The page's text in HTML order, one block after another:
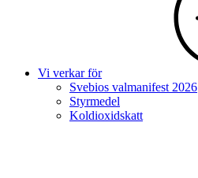
Vi verkar för
Svebios valmanifest 2026
Styrmedel
Koldioxidskatt